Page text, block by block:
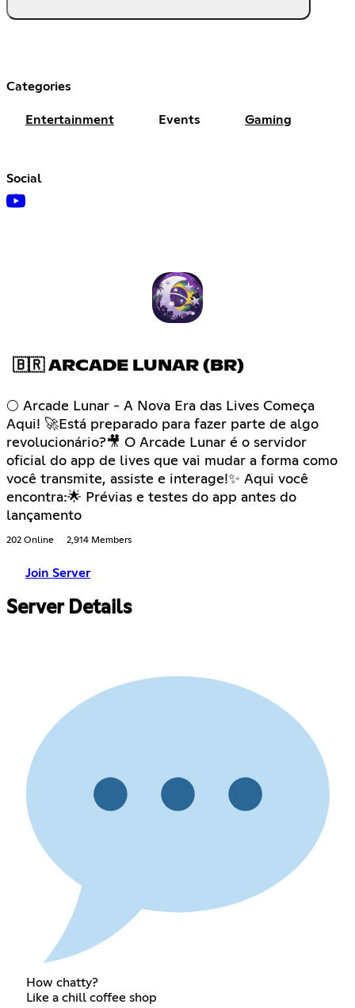
Categories
Entertainment Events Gaming
Social
🇧🇷 ARCADE LUNAR (BR)
🌕 Arcade Lunar - A Nova Era das Lives Começa
Aqui! 🚀Está preparado para fazer parte de algo
revolucionário?🎥 O Arcade Lunar é o servidor
oficial do app de lives que vai mudar a forma como
você transmite, assiste e interage!✨ Aqui você
encontra:🌟 Prévias e testes do app antes do
lançamento
202 Online 2,914 Members
Join Server
Server Details
How chatty?
Like a chill coffee shop